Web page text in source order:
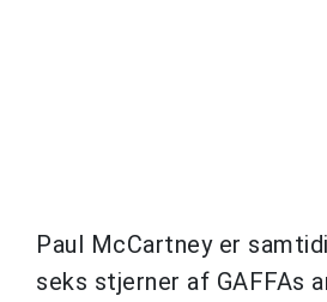
Paul McCartney er
seks stjerner af GAFFAs